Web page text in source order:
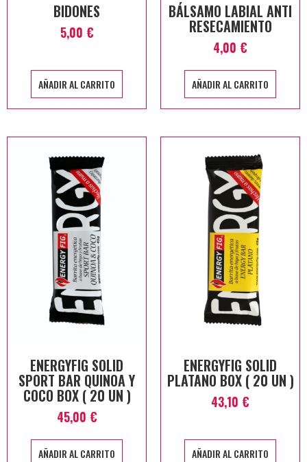
BIDONES
5,00 €
AÑADIR AL CARRITO
BÁLSAMO LABIAL ANTI
RESECAMIENTO
4,00 €
AÑADIR AL CARRITO
ENERGYFIG SOLID
SPORT BAR QUINOA Y
COCO BOX ( 20 UN )
45,00 €
AÑADIR AL CARRITO
ENERGYFIG SOLID
PLATANO BOX ( 20 UN )
43,10 €
AÑADIR AL CARRITO